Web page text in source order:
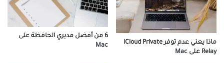
ماذا يعني عدم توفر iCloud Private
Relay على Mac
6 من أفضل مديري الحافظة على
Mac